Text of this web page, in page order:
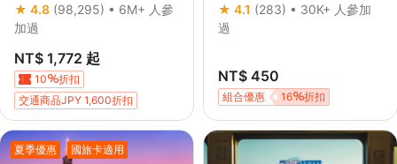
★ 4.8 (98,295) • 6M+ 人參
加過
NT$ 1,772 起
10
折扣
交通商品JPY 1,600折扣
交通商品JPY 1,000折扣
★ 4.1 (283) • 30K+ 人參加
過
NT$ 450
16 折扣
組合優惠
夏季優惠 國旅卡適用